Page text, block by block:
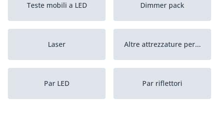
Teste mobili a LED Dimmer pack
Laser Altre attrezzature per...
Par LED Par riflettori